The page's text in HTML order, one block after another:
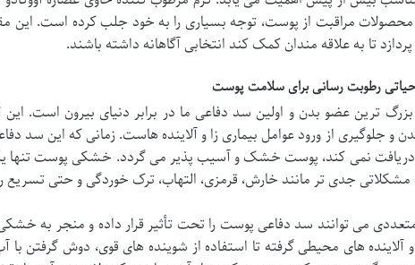
محصولات مراقبت از پوست، توجه بسیاری را به خود جلب کرده است. این
تا به علاقه مندان کمک کند انتخابی آگاهانه داشته باشند.
رطوبت رسانی برای سلامت پوست
ترین عضو بدن و اولین سد دفاعی ما در برابر دنیای بیرون است.
و جلوگیری از ورود عوامل بیماری زا و آلاینده هاست. زمانی که این سد
نمی کند، پوست خشک و آسیب پذیر می گردد. خشکی پوست تنها
مشکلاتی جدی تر مانند خارش، قرمزی، التهاب، ترک خوردگی و حتی تسریع
می توانند سد دفاعی پوست را تحت تأثیر قرار داده و منجر به
آلاینده های محیطی گرفته تا استفاده از شوینده های قوی، دوش گرفتن